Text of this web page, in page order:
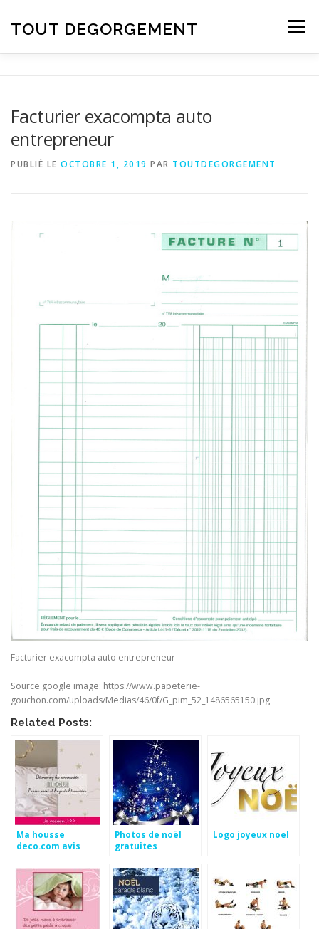
TOUT DEGORGEMENT Menu
Facturier exacompta auto
entrepreneur
PUBLIÉ LE OCTOBRE 1, 2019 PAR TOUTDEGORGEMENT
Facturier exacompta auto entrepreneur
Source google image: https://www.papeterie-
gouchon.com/uploads/Medias/46/0f/G_pim_52_1486565150.jpg
Related Posts:
Ma housse
deco.com avis
Photos de noël
gratuites
Logo joyeux noel